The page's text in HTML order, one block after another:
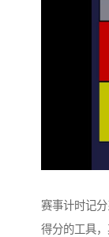
赛事计时记
得分的工具，